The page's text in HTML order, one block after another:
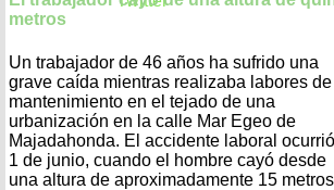
metros
Un trabajador de 46 años ha sufrido una
grave caída mientras realizaba labores de
mantenimiento en el tejado de una
urbanización en la calle Mar Egeo de
Majadahonda. El accidente laboral
1 de junio, cuando el hombre cayó desde
una altura de aproximadamente 15